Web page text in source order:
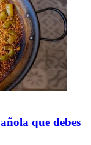
que debes